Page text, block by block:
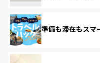
準備も滞在もス